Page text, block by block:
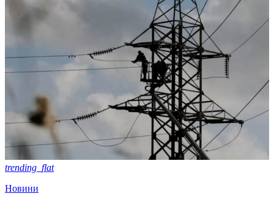
trending_flat
Новини